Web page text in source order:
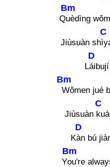
Q
Bm
uèdìng
Jiùsuàn sh
C
L
D
Bm
Wǒmen jué
Jiùsuàn
C
K
D
àn bú
Y
Bm
ou're